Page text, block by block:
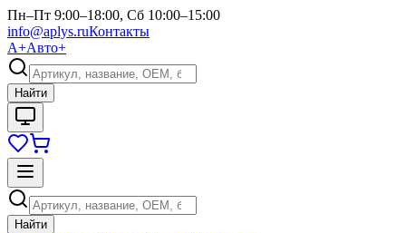
Пн–Пт 9:00–18:00, Сб 10:00–15:00
info@aplys.ruКонтакты
А+Авто+
Найти
Найти